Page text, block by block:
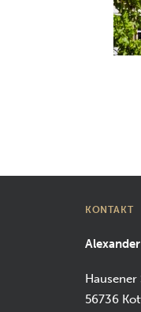
KONTAKT
Hausener
56736